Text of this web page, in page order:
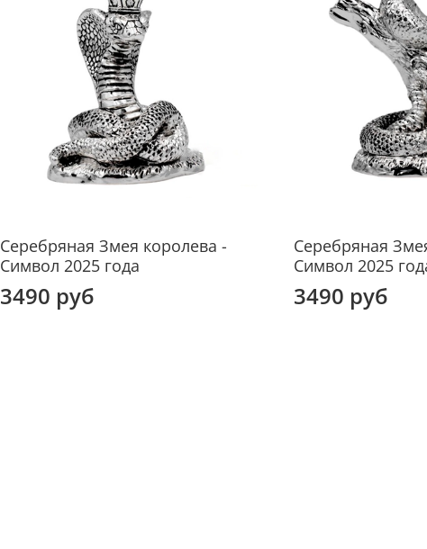
Серебряная Змея королева -
Символ 2025 года
3490 руб
Серебряная
Символ 2025
3490 руб